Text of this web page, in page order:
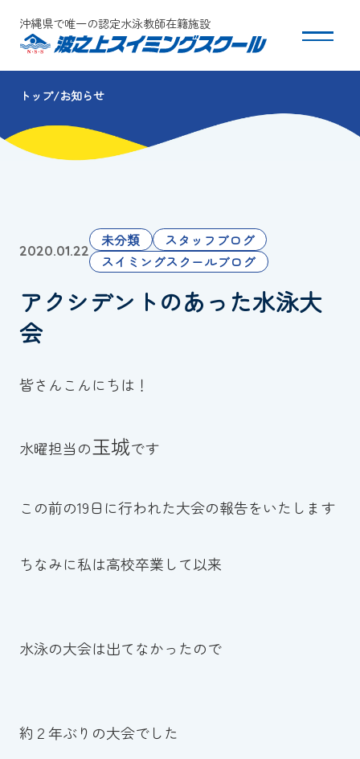
沖縄県で唯一の認定水泳教師在籍施設
スクールについて
コース・クラス紹介
団体会員募集
保護者の方へ
採用情報
お知らせ
カレンダー
スイミングスクールの
トップ お知らせ
2020.01.22
未分類
スタッフブログ
スイミングスクールブログ
アクシデントのあった水泳大
会
皆さんこんにちは！
水曜担当の玉城です
この前の19日に行われた大会の報告をいたします
ちなみに私は高校卒業して以来
水泳の大会は出てなかったので
約２年ぶりの大会でした